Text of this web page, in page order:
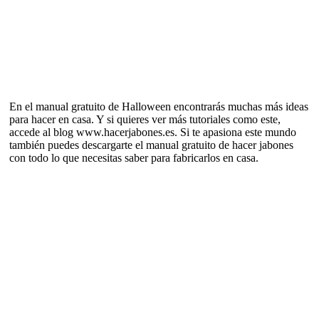
En el manual gratuito de Halloween encontrarás muchas más ideas
para hacer en casa. Y si quieres ver más tutoriales como este,
accede al blog www.hacerjabones.es. Si te apasiona este mundo
también puedes descargarte el manual gratuito de hacer jabones
con todo lo que necesitas saber para fabricarlos en casa.